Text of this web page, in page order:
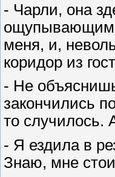
- Чарли, она
меня, и,
коридор из
- Не
закончились
то случилось.
- Я ездила в
Знаю, мне